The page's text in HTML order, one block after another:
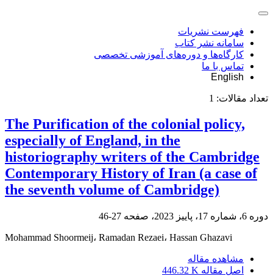
فهرست نشریات
سامانه نشر کتاب
کارگاه‌ها و دوره‌های آموزشی تخصصی
تماس با ما
English
تعداد مقالات: 1
The Purification of the colonial policy,
especially of England, in the
historiography writers of the Cambridge
Contemporary History of Iran (a case of
the seventh volume of Cambridge)
دوره 6، شماره 17، پاییز 2023، صفحه 27-46
Mohammad Shoormeij، Ramadan Rezaei، Hassan Ghazavi
مشاهده مقاله
اصل مقاله 446.32 K